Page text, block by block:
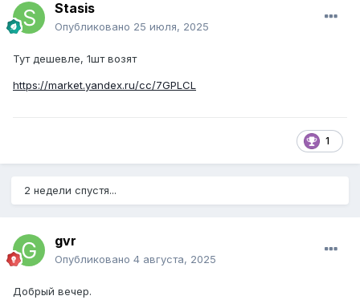
Stasis
Опубликовано 25 июля, 2025
Тут дешевле, 1шт возят
https://market.yandex.ru/cc/7GPLCL
1
2 недели спустя...
gvr
Опубликовано 4 августа, 2025
Добрый вечер.